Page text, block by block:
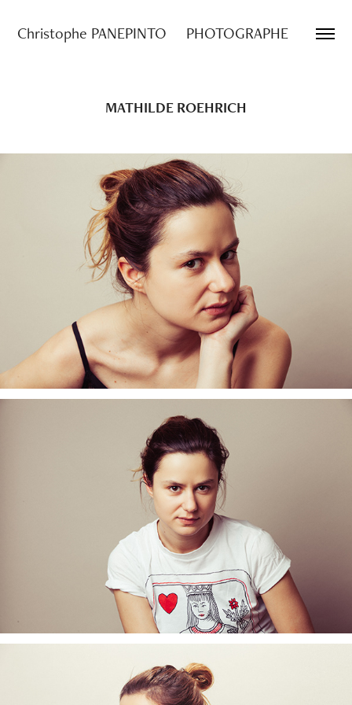
Christophe PANEPINTO     PHOTOGRAPHE
MATHILDE ROEHRICH